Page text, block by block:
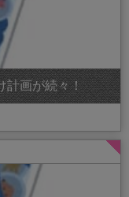
計画が続々！